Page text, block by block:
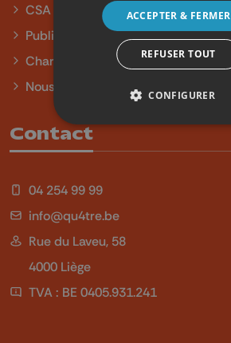
CSA
Publicité
Charte sur l'égalité et la diversité
Nous contacter
Contact
04 254 99 99
info@qu4tre.be
Rue du Laveu, 58
4000 Liège
TVA : BE 0405.931.241
ACCEPTER & FERMER
REFUSER TOUT
CONFIGURER